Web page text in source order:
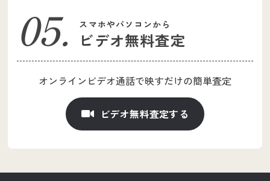
ビデオ無料査定
スマホやパソコンから
オンラインビデオ通話で映すだけの簡単査定
ビデオ無料査定する